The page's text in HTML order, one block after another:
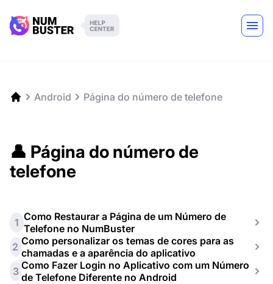
Android Página do número de telefone
👤 Página do número de
telefone
1 Como Restaurar a Página de um Número de
Telefone no NumBuster
2 Como personalizar os temas de cores para as
chamadas e a aparência do aplicativo
3 Como Fazer Login no Aplicativo com um Número
de Telefone Diferente no Android